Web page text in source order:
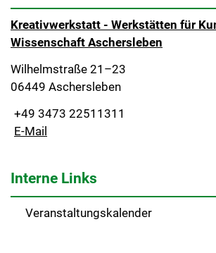
Kreativwerkstatt - Werkstätten für
Wissenschaft Aschersleben
Wilhelmstraße 21–23
06449 Aschersleben
+49 3473 22511311
E-Mail
Interne Links
Veranstaltungskalender